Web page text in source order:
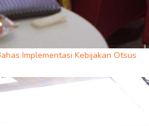
Implementasi Kebijakan Otsus